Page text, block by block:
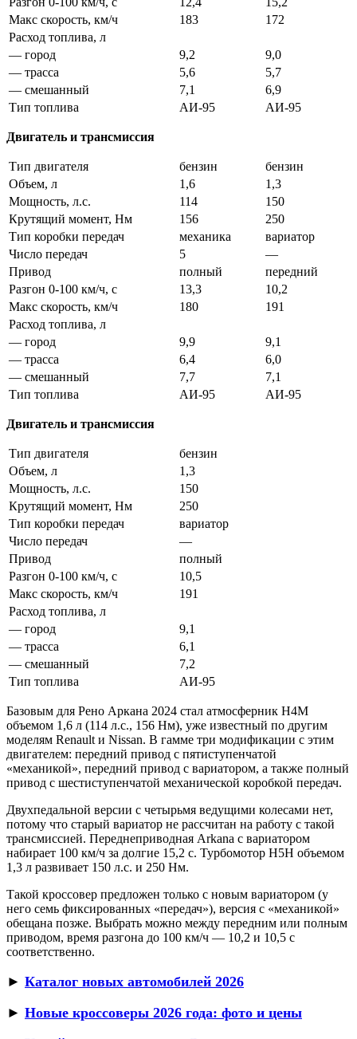
Макс скорость, км/ч
183
172
Расход топлива, л
— город
9,2
9,0
— трасса
5,6
5,7
— смешанный
7,1
6,9
Тип топлива
АИ-95 АИ-95
Двигатель и трансмиссия
Тип двигателя бензин
бензин
Объем, л
1,6
1,3
Мощность, л.с.
114
150
Крутящий момент, Нм
156
250
Тип коробки передач
механика
вариатор
Число передач
5
—
Привод
полный
передний
Разгон 0-100 км/ч, с
13,3
10,2
Макс скорость, км/ч
180
191
Расход топлива, л
— город
9,9
9,1
— трасса
6,4
6,0
— смешанный
7,7
7,1
Тип топлива
АИ-95 АИ-95
Двигатель и трансмиссия
Тип двигателя
бензин
Объем, л
1,3
Мощность, л.с.
150
Крутящий момент, Нм
250
Тип коробки передач
вариатор
Число передач
—
Привод
полный
Разгон 0-100 км/ч, с
10,5
Макс скорость, км/ч
191
Расход топлива, л
— город
9,1
— трасса
6,1
— смешанный
7,2
Тип топлива
АИ-95
Базовым для Рено Аркана 2024 стал атмосферник H4M
объемом 1,6 л (114 л.с., 156 Нм), уже известный по другим
моделям Renault и Nissan. В гамме три модификации с этим
двигателем: передний привод с пятиступенчатой
«механикой», передний привод с вариатором, а также полный
привод с шестиступенчатой механической коробкой передач.
Двухпедальной версии с четырьмя ведущими колесами нет,
потому что старый вариатор не рассчитан на работу с такой
трансмиссией. Переднеприводная Arkana с вариатором
набирает 100 км/ч за долгие 15,2 с. Турбомотор H5H объемом
1,3 л развивает 150 л.с. и 250 Нм.
Такой кроссовер предложен только с новым вариатором (у
него семь фиксированных «передач»), версия с «механикой»
обещана позже. Выбрать можно между передним или полным
приводом, время разгона до 100 км/ч — 10,2 и 10,5 с
соответственно.
► Каталог новых автомобилей 2026
► Новые кроссоверы 2026 года: фото и цены